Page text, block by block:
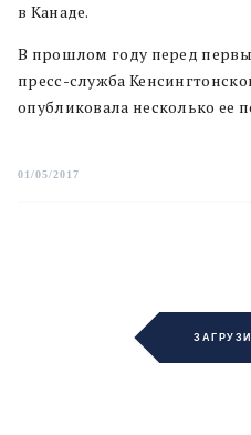
в Канаде.
В прошлом году перед
пресс-служба
опубликовала несколько ее
01/05/2017